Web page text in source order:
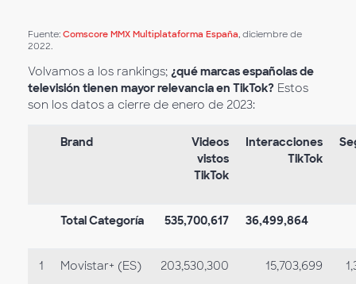
Fuente: Comscore MMX Multiplataforma España , diciembre de
2022.
Volvamos a los rankings; ¿qué marcas españolas de
televisión tienen mayor relevancia en TikTok? Estos
son los datos a cierre de enero de 2023:
Brand
Videos
vistos
TikTok
Interacciones
TikTok
Total Categoría 535,700,617 36,499,864
1 Movistar+ (ES) 203,530,300 15,703,699